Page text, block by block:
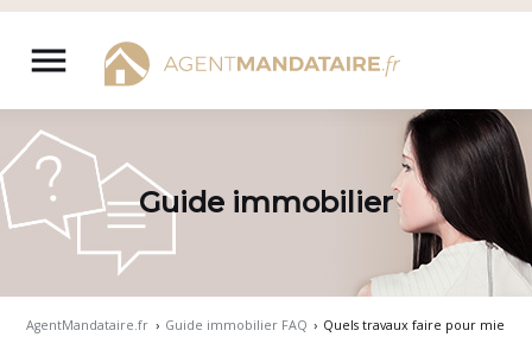
Aller
contenu
menu
Guide immobilier
AgentMandataire.fr › Guide immobilier FAQ › Quels travaux faire pour mieux